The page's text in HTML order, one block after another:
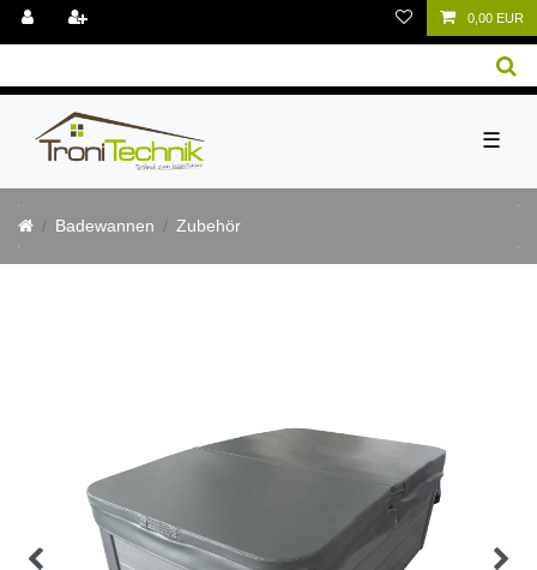
0,00 EUR
☰
Badewannen Zubehör